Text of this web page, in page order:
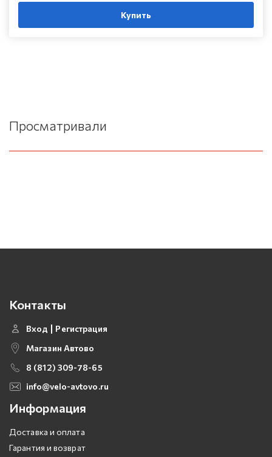
Купить
Просматривали
Контакты
Вход
Регистрация
Магазин Автово
8 (812) 309-78-65
info@velo-avtovo.ru
Информация
Доставка и оплата
Гарантия и возврат